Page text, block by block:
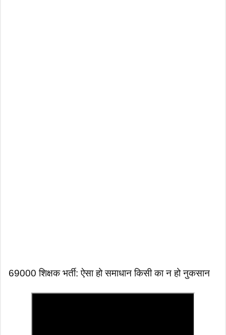
69000 शिक्षक भर्ती: ऐसा हो समाधान किसी का न हो नुकसान